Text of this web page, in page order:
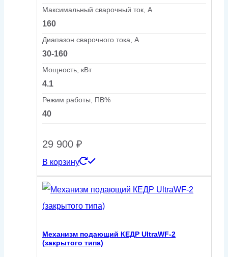
Максимальный сварочный ток, А
160
Диапазон сварочного тока, А
30-160
Мощность, кВт
4.1
Режим работы, ПВ%
40
29 900 ₽
В корзину
Механизм подающий КЕДР UltraWF-2
(закрытого типа)